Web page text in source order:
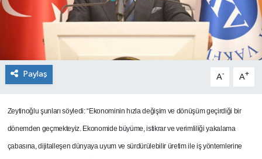
Paylaş A- A+
Zeytinoğlu şunları söyledi: “Ekonominin hızla değişim ve dönüşüm geçirdiği bir
dönemden geçmekteyiz. Ekonomide büyüme, istikrar ve verimliliği yakalama
çabasına, dijitalleşen dünyaya uyum ve sürdürülebilir üretim ile iş yöntemlerine